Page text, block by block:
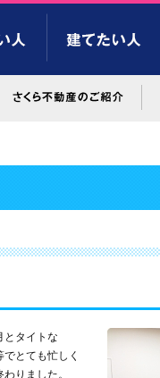
とタイトな
とても忙しく
りました。